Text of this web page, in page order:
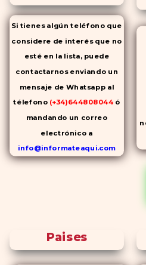
Si tienes algún teléfono que
considere de interés que no
esté en la lista, puede
contactarnos enviando un
mensaje de Whatsapp al
télefono (+34)644808044 ó
mandando un correo
electrónico a
info@informateaqui.com
Mientras que antes la
cambio de los tiempos ha
permitido la producción de
Paises